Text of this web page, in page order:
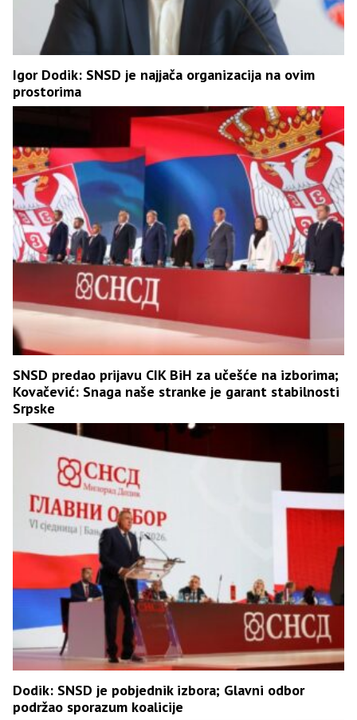
Igor Dodik: SNSD je najjača organizacija na ovim
prostorima
SNSD predao prijavu CIK BiH za učešće na izborima;
Kovačević: Snaga naše stranke je garant stabilnosti
Srpske
Dodik: SNSD je pobjednik izbora; Glavni odbor
podržao sporazum koalicije